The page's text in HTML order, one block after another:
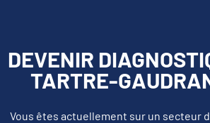
DEVENIR
TARTRE-
Vous êtes actuellement sur un secteur